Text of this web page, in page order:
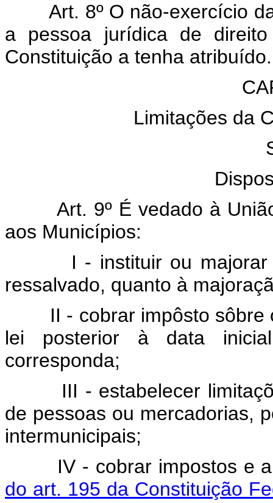
Art. 8º O não-exercício da
a pessoa jurídica de
Constituição a tenha atribuído.
Limitações da
Art. 9º É vedado à União,
aos Municípios:
I - instituir ou majorar
ressalvado, quanto à
II - cobrar impôsto sôbre o
lei posterior à data
corresponda;
III - estabelecer
de pessoas ou mercadorias,
intermunicipais;
IV - cobrar impostos e
do art. 195 da Constituição